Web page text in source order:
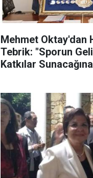
Mehmet Oktay'dan
Tebrik: "Sporun
Katkılar